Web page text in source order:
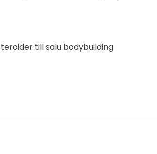
till salu bodybuilding